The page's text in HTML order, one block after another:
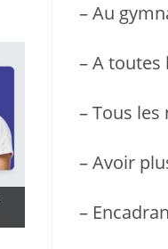
– Au
– A toutes
– Tous
– Avoir
–